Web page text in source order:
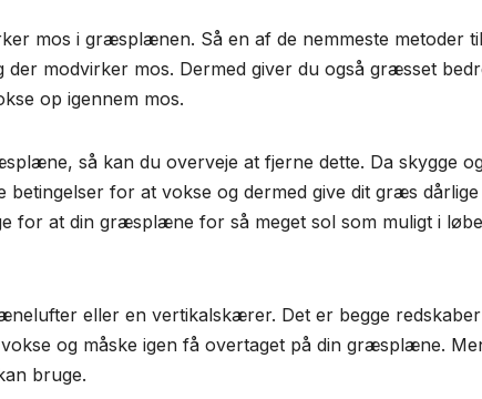
mos i græsplænen. Så en af de nemmeste metoder
modvirker mos. Dermed giver du også græsset
op igennem mos.
så kan du overveje at fjerne dette. Da skygge
betingelser for at vokse og dermed give dit græs dårlige
for at din græsplæne for så meget sol som muligt i
eller en vertikalskærer. Det er begge redskaber
og måske igen få overtaget på din græsplæne.
bruge.